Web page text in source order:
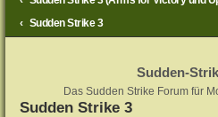
Sudden Strike 3
Sudden-
Das Sudden Strike Forum für
Sudden Strike 3